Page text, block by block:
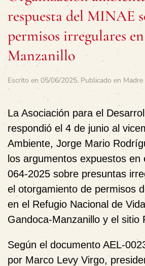
respuesta del MINAE
permisos irregulares
Manzanillo
Escrito en 05/06/2025. Publicado en Madre
La Asociación para el
respondió el 4 de junio al
Ambiente, Jorge Mario
los argumentos expuestos en
064-2025 sobre presuntas
el otorgamiento de permisos
en el Refugio Nacional de
Gandoca-Manzanillo y el sitio
Según el documento AEL-
por Marco Levy Virgo,